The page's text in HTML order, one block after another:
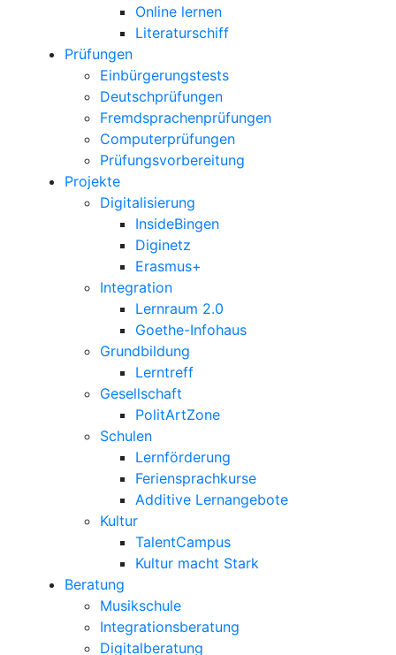
Online lernen
Literaturschiff
Prüfungen
Einbürgerungstests
Deutschprüfungen
Fremdsprachenprüfungen
Computerprüfungen
Prüfungsvorbereitung
Projekte
Digitalisierung
InsideBingen
Diginetz
Erasmus+
Integration
Lernraum 2.0
Goethe-Infohaus
Grundbildung
Lerntreff
Gesellschaft
PolitArtZone
Schulen
Lernförderung
Feriensprachkurse
Additive Lernangebote
Kultur
TalentCampus
Kultur macht Stark
Beratung
Musikschule
Integrationsberatung
Digitalberatung